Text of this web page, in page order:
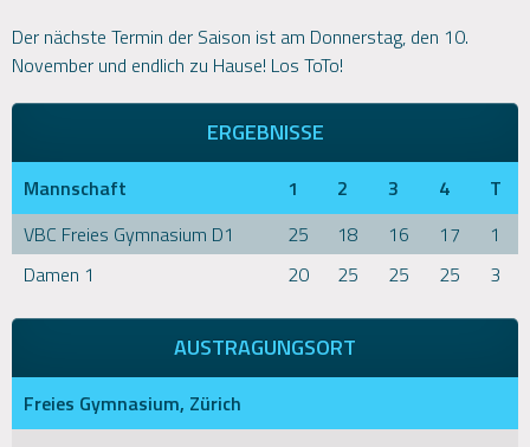
Der nächste Termin der Saison ist am Donnerstag, den 10.
November und endlich zu Hause! Los ToTo!
ERGEBNISSE
Mannschaft 1 2 3 4
T
VBC Freies Gymnasium D1
25 18 16 17
1
Damen 1
20 25 25 25 3
AUSTRAGUNGSORT
Freies Gymnasium, Zürich